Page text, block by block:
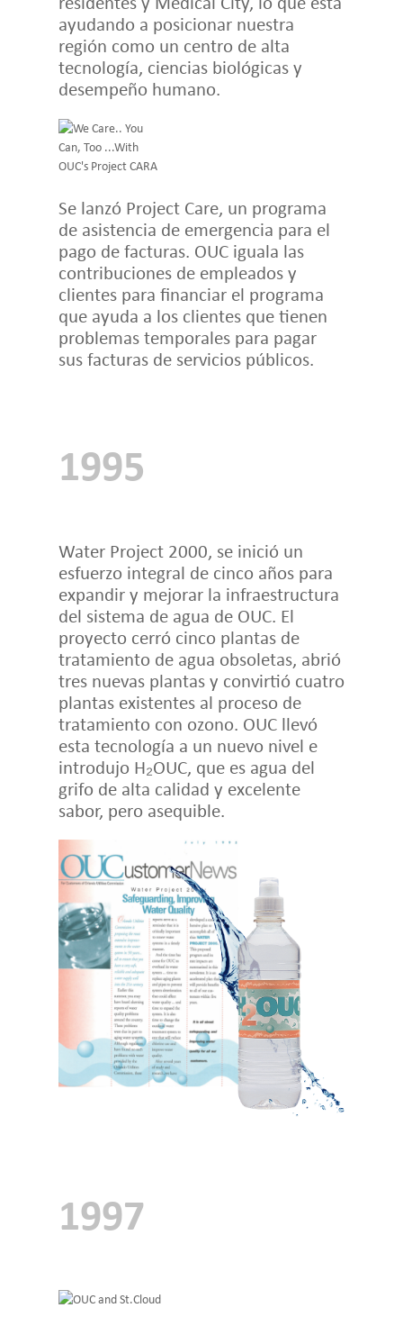
ayudando a posicionar nuestra
región como un centro de alta
tecnología, ciencias biológicas y
desempeño humano.
Se lanzó Project Care, un programa
de asistencia de emergencia para el
pago de facturas. OUC iguala las
contribuciones de empleados y
clientes para financiar el programa
que ayuda a los clientes que tienen
problemas temporales para pagar
sus facturas de servicios públicos.
1995
Water Project 2000, se inició un
esfuerzo integral de cinco años para
expandir y mejorar la infraestructura
del sistema de agua de OUC. El
proyecto cerró cinco plantas de
tratamiento de agua obsoletas, abrió
tres nuevas plantas y convirtió cuatro
plantas existentes al proceso de
tratamiento con ozono. OUC llevó
esta tecnología a un nuevo nivel e
introdujo H₂OUC, que es agua del
grifo de alta calidad y excelente
sabor, pero asequible.
1997